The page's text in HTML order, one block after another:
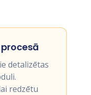
detalizētas
redzētu